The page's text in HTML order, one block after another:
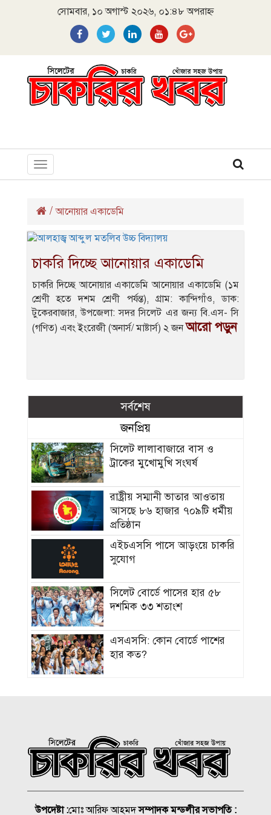
সোমবার, ১০ অগাস্ট ২০২৬, ০১:৪৮ অপরাহ্ন
Toggle
navigation
/আনোয়ার একাডেমি
চাকরি দিচ্ছে আনোয়ার একাডেমি
চাকরি দিচ্ছে আনোয়ার একাডেমি আনোয়ার একাডেমি (১ম
শ্রেণী হতে দশম শ্রেণী পর্যন্ত), গ্রাম: কান্দিগাঁও, ডাক:
টুকেরবাজার, উপজেলা: সদর সিলেট এর জন্য বি.এস- সি
(গণিত) এবং ইংরেজী (অনার্স/ মাষ্টার্স) ২ জনআরো পড়ুন
সর্বশেষ
জনপ্রিয়
সিলেট লালাবাজারে বাস ও
ট্রাকের মুখোমুখি সংঘর্ষ
রাষ্ট্রীয় সম্মানী ভাতার আওতায়
আসছে ৮৬ হাজার ৭০৯টি ধর্মীয়
প্রতিষ্ঠান
এইচএসসি পাসে আড়ংয়ে চাকরি
সুযোগ
সিলেট বোর্ডে পাসের হার ৫৮
দশমিক ৩৩ শতাংশ
এসএসসি: কোন বোর্ডে পাশের
হার কত?
এসএসসি পরীক্ষার ফল প্রকাশ,
পাসের হার ৬২.২৫ শতাংশ
উপদেষ্টা :মোঃ আরিফ আহমদসম্পাদক মন্ডলীর সভাপতি :